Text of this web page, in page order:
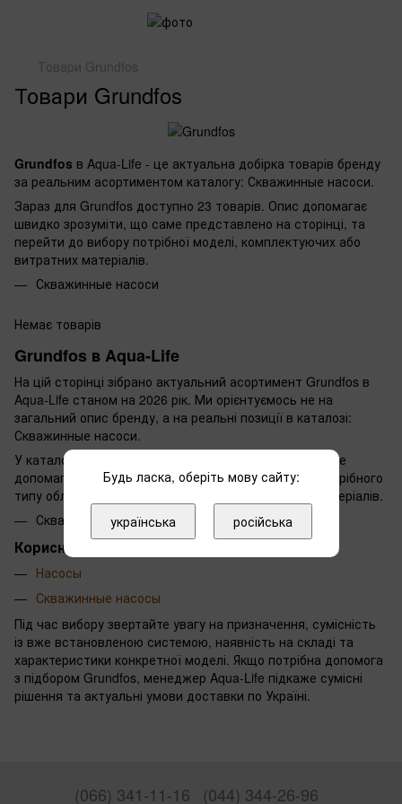
Товари Grundfos
Товари Grundfos
Grundfos в Aqua-Life - це актуальна добірка товарів бренду
за реальним асортиментом каталогу: Скважинные насоси.
Зараз для Grundfos доступно 23 товарів. Опис допомагає
швидко зрозуміти, що саме представлено на сторінці, та
перейти до вибору потрібної моделі, комплектуючих або
витратних матеріалів.
Скважинные насоси
Немає товарів
Grundfos в Aqua-Life
На цій сторінці зібрано актуальний асортимент Grundfos в
Aqua-Life станом на 2026 рік. Ми орієнтуємось не на
загальний опис бренду, а на реальні позиції в каталозі:
Скважинные насоси.
У каталозі Aqua-Life для Grundfos зараз 23 товарів. Це
допомагає швидко перейти від огляду бренду до потрібного
типу обладнання, комплектуючих або витратних матеріалів.
Скважинные насоси
Корисні розділи Grundfos
Насосы
Скважинные насосы
Під час вибору звертайте увагу на призначення, сумісність
із вже встановленою системою, наявність на складі та
характеристики конкретної моделі. Якщо потрібна допомога
з підбором Grundfos, менеджер Aqua-Life підкаже сумісні
рішення та актуальні умови доставки по Україні.
(066) 341-11-16 (044) 344-26-96
Будь ласка, оберіть мову сайту:
українська російська